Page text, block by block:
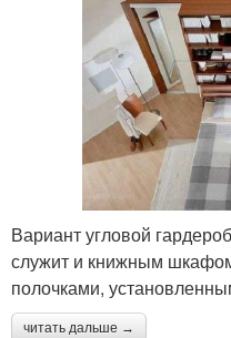
Вариант угловой
служит и книжным
полочками,
читать дальше →